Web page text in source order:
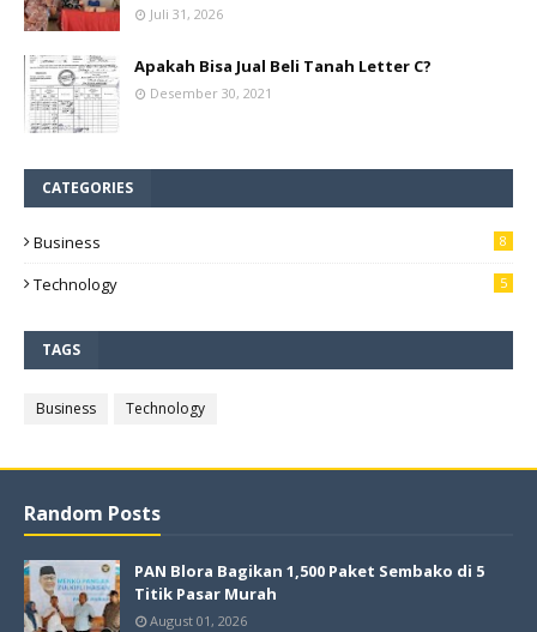
Juli 31, 2026
Apakah Bisa Jual Beli Tanah Letter C?
Desember 30, 2021
CATEGORIES
Business 8
Technology 5
TAGS
Business Technology
Random Posts
PAN Blora Bagikan 1,500 Paket Sembako di 5
Titik Pasar Murah
August 01, 2026